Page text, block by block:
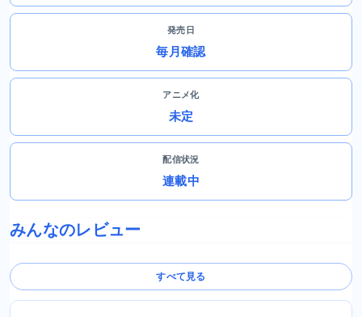
発売日
毎月確認
アニメ化
未定
配信状況
連載中
みんなのレビュー
すべて見る